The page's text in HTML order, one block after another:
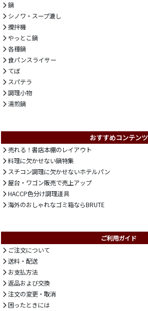
鍋
シノワ・スープ漉し
攪拌機
やっとこ鍋
各種鍋
食パンスライサー
てぼ
スパテラ
調理小物
湯煎鍋
おすすめコンテンツ
売れる！書店本棚のレイアウト
料理に欠かせない鍋特集
スチコン調理に欠かせないホテルパン
屋台・ワゴン販売で売上アップ
HACCP色分け調理道具
海外のおしゃれなゴミ箱ならBRUTE
ご利用ガイド
ご注文について
送料・配送
お支払方法
返品および交換
注文の変更・取消
困ったときには